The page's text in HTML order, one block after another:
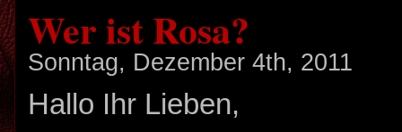
Wer ist Rosa?
Sonntag, Dezember 4th, 2011
Hallo Ihr Lieben,